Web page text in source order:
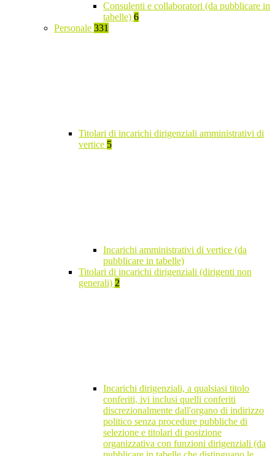
Consulenti e collaboratori (da pubblicare in
tabelle) 6
Personale 331
Titolari di incarichi dirigenziali amministrativi di
vertice 5
Incarichi amministrativi di vertice (da
pubblicare in tabelle)
Titolari di incarichi dirigenziali (dirigenti non
generali) 2
Incarichi dirigenziali, a qualsiasi titolo
conferiti, ivi inclusi quelli conferiti
discrezionalmente dall'organo di indirizzo
politico senza procedure pubbliche di
selezione e titolari di posizione
organizzativa con funzioni dirigenziali (da